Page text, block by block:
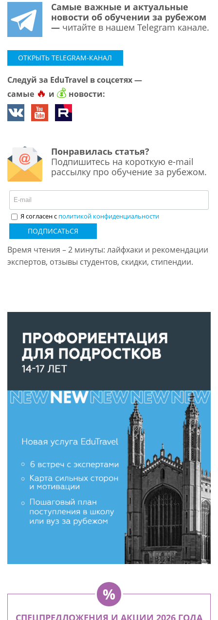
Самые важные и актуальные
новости об обучении за рубежом
— читайте в нашем Telegram канале.
ОТКРЫТЬ TELEGRAM-КАНАЛ
Следуй за EduTravel в соцсетях —
самые 🔥 и 💰 новости:
Понравилась статья?
Подпишитесь на короткую e-mail
рассылку про обучение за рубежом.
Я согласен с политикой конфиденциальности
ПОДПИСАТЬСЯ
Время чтения – 2 минуты: лайфхаки и рекомендации
экспертов, отзывы студентов, скидки, стипендии.
СПЕЦПРЕДЛОЖЕНИЯ И АКЦИИ 2026 ГОДА